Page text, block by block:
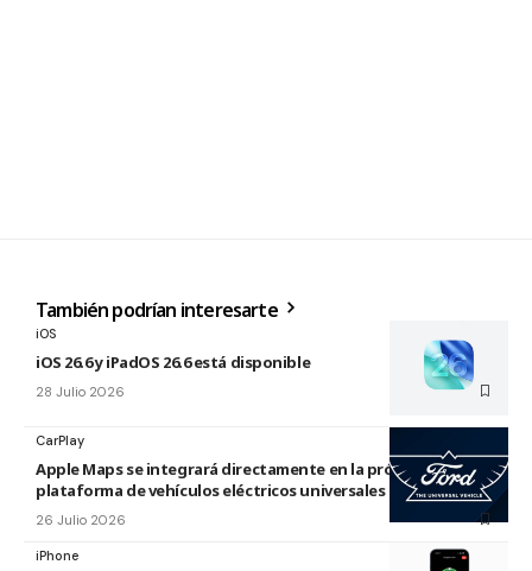
También podrían interesarte
iOS
iOS 26.6 y iPadOS 26.6 está disponible
28 Julio 2026
CarPlay
Apple Maps se integrará directamente en la próxima
plataforma de vehículos eléctricos universales de Ford
26 Julio 2026
iPhone